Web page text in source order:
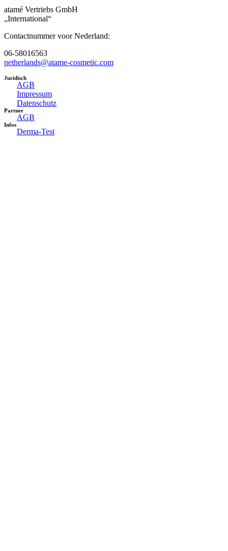
atamé Vertriebs GmbH
„International“
Contactnummer voor Nederland:
06-58016563
netherlands@atame-cosmetic.com
Juridisch
AGB
Impressum
Datenschutz
Partner
AGB
Infos
Derma-Test